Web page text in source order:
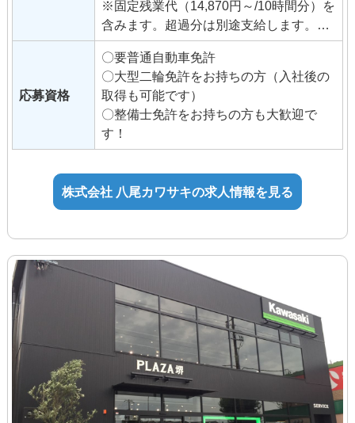
※固定残業代（14,870円～/10時間分）を
含みます。超過分は別途支給します。
固定残業の金額と時間は昇格等に伴い
変更になることがあります。
◆交通費支給（月35,000円まで）
◆昇給（年2回）
◆管理者手当
例）整備士3級5,000円、2級10,000
円、1級15,000円
◆イベント手当
◆試用期間3ヶ月（待遇変更なし）
個別の相談がしやすいようにメンターを
付けてサポートします。残業がないよう
に上司が補助します。
応募資格
〇要普通自動車免許
〇大型二輪免許をお持ちの方（入社後の
取得も可能です）
〇整備士免許をお持ちの方も大歓迎で
す！
株式会社 八尾カワサキの求人情報を見る